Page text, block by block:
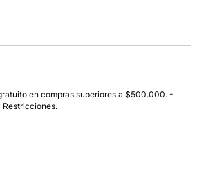
en compras superiores a $500.000. -
Restricciones.